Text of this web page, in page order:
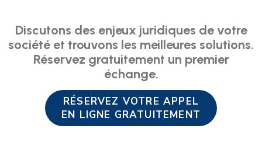
Discutons des enjeux juridiques de votre
société et trouvons les meilleures solutions.
Réservez gratuitement un premier
échange.
RÉSERVEZ VOTRE APPEL
EN LIGNE GRATUITEMENT